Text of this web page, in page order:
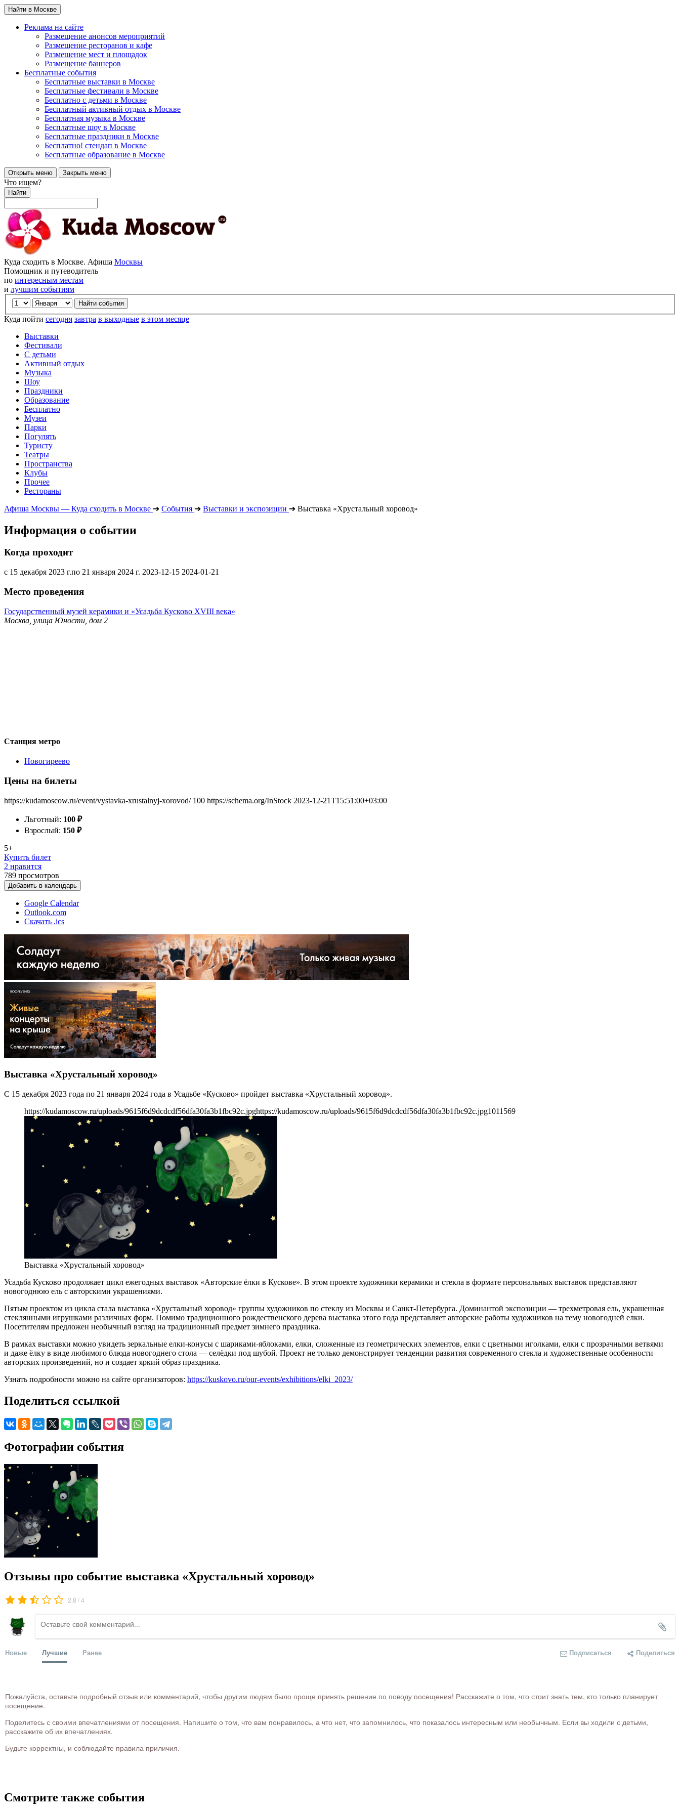
Найти в Москве
Реклама на сайте
Размещение анонсов мероприятий
Размещение ресторанов и кафе
Размещение мест и площадок
Размещение баннеров
Бесплатные события
Бесплатные выставки в Москве
Бесплатные фестивали в Москве
Бесплатно с детьми в Москве
Бесплатный активный отдых в Москве
Бесплатная музыка в Москве
Бесплатные шоу в Москве
Бесплатные праздники в Москве
Бесплатно! стендап в Москве
Бесплатные образование в Москве
Открыть меню Закрыть меню
Что ищем?
Найти
Куда сходить в Москве. Афиша Москвы
Помощник и путеводитель
по интересным местам
и лучшим событиям
Куда пойти сегодня завтра в выходные в этом месяце
Выставки
Фестивали
С детьми
Активный отдых
Музыка
Шоу
Праздники
Образование
Бесплатно
Музеи
Парки
Погулять
Туристу
Театры
Пространства
Клубы
Прочее
Рестораны
Афиша Москвы — Куда сходить в Москве ➔ События ➔ Выставки и экспозиции ➔ Выставка «Хрустальный хоровод»
Информация о событии
Когда проходит
с 15 декабря 2023 г.по 21 января 2024 г. 2023-12-15 2024-01-21
Место проведения
Государственный музей керамики и «Усадьба Кусково XVIII века»
Москва, улица Юности, дом 2
Станция метро
Новогиреево
Цены на билеты
https://kudamoscow.ru/event/vystavka-xrustalnyj-xorovod/ 100 https://schema.org/InStock 2023-12-21T15:51:00+03:00
Льготный: 100 ₽
Взрослый: 150 ₽
5+
Купить билет
2 нравится
789 просмотров
Добавить в календарь
Google Calendar
Outlook.com
Скачать .ics
Выставка «Хрустальный хоровод»
С 15 декабря 2023 года по 21 января 2024 года в Усадьбе «Кусково» пройдет выставка «Хрустальный хоровод».
https://kudamoscow.ru/uploads/9615f6d9dcdcdf56dfa30fa3b1fbc92c.jpghttps://kudamoscow.ru/uploads/9615f6d9dcdcdf56dfa30fa3b1fbc92c.jpg1011 569
Выставка «Хрустальный хоровод»
Усадьба Кусково продолжает цикл ежегодных выставок «Авторские ёлки в Кускове». В этом проекте художники керамики и стекла в формате персональных выставок представляют
новогоднюю ель с авторскими украшениями.
Пятым проектом из цикла стала выставка «Хрустальный хоровод» группы художников по стеклу из Москвы и Санкт-Петербурга. Доминантой экспозиции — трехметровая ель, украшенная
стеклянными игрушками различных форм. Помимо традиционного рождественского дерева выставка этого года представляет авторские работы художников на тему новогодней елки.
Посетителям предложен необычный взгляд на традиционный предмет зимнего праздника.
В рамках выставки можно увидеть зеркальные елки-конусы с шариками-яблоками, елки, сложенные из геометрических элементов, елки с цветными иголками, елки с прозрачными ветвями
и даже ёлку в виде любимого блюда новогоднего стола — селёдки под шубой. Проект не только демонстрирует тенденции развития современного стекла и художественные особенности
авторских произведений, но и создает яркий образ праздника.
Узнать подробности можно на сайте организаторов: https://kuskovo.ru/our-events/exhibitions/elki_2023/
Поделиться ссылкой
Фотографии события
Отзывы про событие выставка «Хрустальный хоровод»
2.8 /4
Новые Лучшие Ранее Подписаться Поделиться
Пожалуйста, оставьте подробный отзыв или комментарий, чтобы другим людям было проще принять решение по поводу посещения! Расскажите о том, что стоит знать тем, кто только планирует
посещение.
Поделитесь с своими впечатлениями от посещения. Напишите о том, что вам понравилось, а что нет, что запомнилось, что показалось интересным или необычным. Если вы ходили с детьми,
расскажите об их впечатлениях.
Будьте корректны, и соблюдайте правила приличия.
Смотрите также события